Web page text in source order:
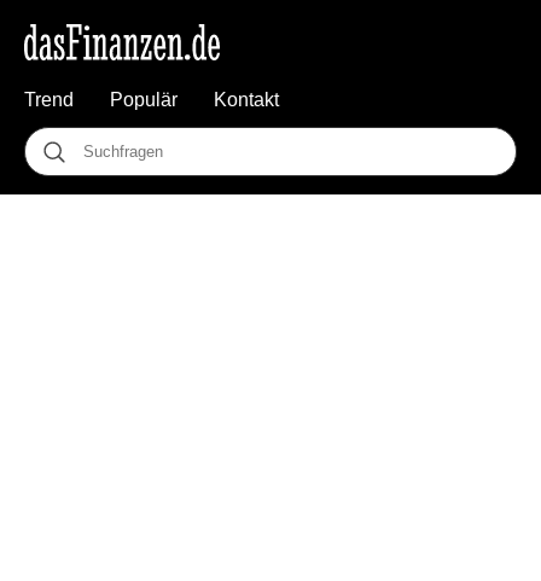
Trend Populär Kontakt